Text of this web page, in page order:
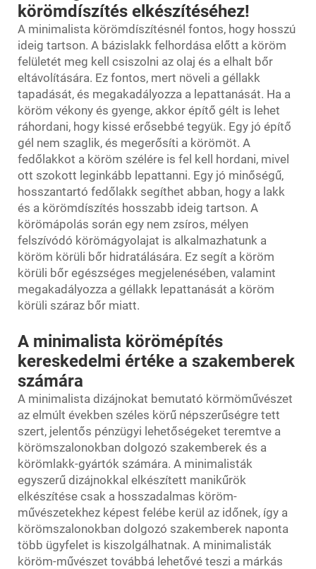
körömdíszítés elkészítéséhez!
A minimalista körömdíszítésnél fontos, hogy hosszú
ideig tartson. A bázislakk felhordása előtt a köröm
felületét meg kell csiszolni az olaj és a elhalt bőr
eltávolítására. Ez fontos, mert növeli a géllakk
tapadását, és megakadályozza a lepattanását. Ha a
köröm vékony és gyenge, akkor építő gélt is lehet
ráhordani, hogy kissé erősebbé tegyük. Egy jó építő
gél nem szaglik, és megerősíti a körömöt. A
fedőlakkot a köröm szélére is fel kell hordani, mivel
ott szokott leginkább lepattanni. Egy jó minőségű,
hosszantartó fedőlakk segíthet abban, hogy a lakk
és a körömdíszítés hosszabb ideig tartson. A
körömápolás során egy nem zsíros, mélyen
felszívódó körömágyolajat is alkalmazhatunk a
köröm körüli bőr hidratálására. Ez segít a köröm
körüli bőr egészséges megjelenésében, valamint
megakadályozza a géllakk lepattanását a köröm
körüli száraz bőr miatt.
A minimalista körömépítés
kereskedelmi értéke a szakemberek
számára
A minimalista dizájnokat bemutató körmöművészet
az elmúlt években széles körű népszerűségre tett
szert, jelentős pénzügyi lehetőségeket teremtve a
körömszalonokban dolgozó szakemberek és a
körömlakk-gyártók számára. A minimalisták
egyszerű dizájnokkal elkészített manikűrök
elkészítése csak a hosszadalmas köröm-
művészetekhez képest felébe kerül az időnek, így a
körömszalonokban dolgozó szakemberek naponta
több ügyfelet is kiszolgálhatnak. A minimalisták
köröm-művészet továbbá lehetővé teszi a márkás